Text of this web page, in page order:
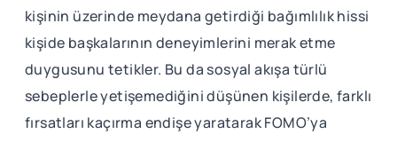
kişinin üzerinde meydana getirdiği bağımlılık hissi
kişide başkalarının deneyimlerini merak etme
duygusunu tetikler. Bu da sosyal akışa türlü
sebeplerle yetişemediğini düşünen kişilerde, farklı
fırsatları kaçırma endişe yaratarak FOMO’ya